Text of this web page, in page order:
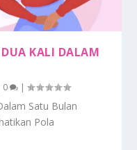
KALI DALAM
0 |
Satu Bulan
Pola